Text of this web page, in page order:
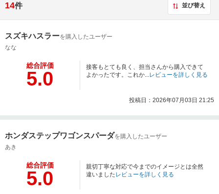
14件 並び替え
スズキハスラーを購入したユーザー
なな
総合評価
5.0
接客もとても良く、担当さんから購入できて
よかったです。これか...レビューを詳しく見る
投稿日：2026年07月03日 21:25
ホンダステップワゴンスパーダを購入したユーザー
あき
総合評価
5.0
親切丁寧な対応で今までのイメージとは全然
違いましたレビューを詳しく見る